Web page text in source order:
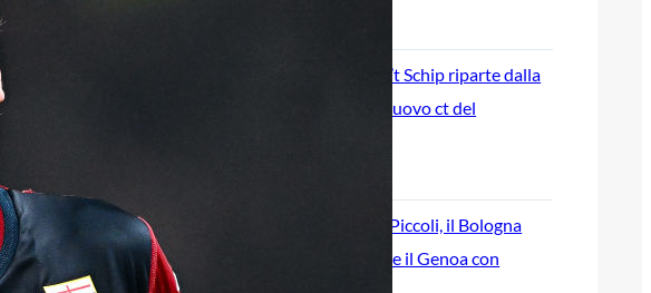
Genoa, l’ex van ’t Schip riparte dalla
Nazionale: è il nuovo ct del
Corsa a tre per Piccoli, il Bologna
prova a superare il Genoa con